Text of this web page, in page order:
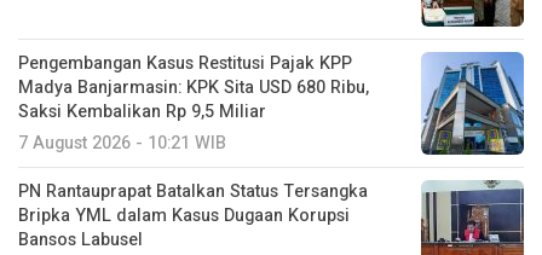
Pengembangan Kasus Restitusi Pajak KPP
Madya Banjarmasin: KPK Sita USD 680 Ribu,
Saksi Kembalikan Rp 9,5 Miliar
7 August 2026 - 10:21 WIB
PN Rantauprapat Batalkan Status Tersangka
Bripka YML dalam Kasus Dugaan Korupsi
Bansos Labusel